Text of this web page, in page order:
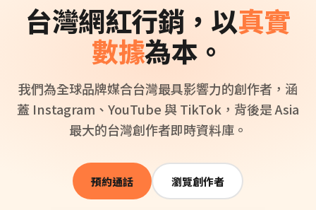
台灣網紅行銷，以真實
數據為本。
我們為全球品牌媒合台灣最具影響力的創作者，涵
蓋 Instagram、YouTube 與 TikTok，背後是 Asia
最大的台灣創作者即時資料庫。
預約通話 瀏覽創作者